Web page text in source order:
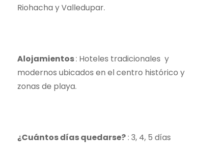
Riohacha y Valledupar.
Alojamientos: Hoteles tradicionales y
modernos ubicados en el centro histórico y
zonas de playa.
¿Cuántos días quedarse?: 3, 4, 5 días